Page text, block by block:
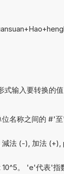
式输入要转换的
位名称之间的
法 (-), 加法
。 'e'代表'指